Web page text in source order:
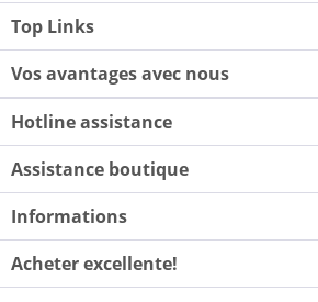
Top Links
Vos avantages avec nous
Hotline assistance
Assistance boutique
Informations
Acheter excellente!